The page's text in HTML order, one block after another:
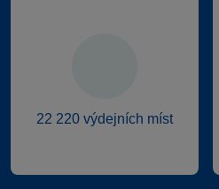
22 220 výdejních míst